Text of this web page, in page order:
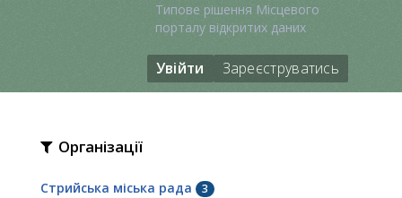
Типове рішення Місцевого
порталу відкритих даних
Увійти Зареєструватись
Організації
Стрийська міська рада 3